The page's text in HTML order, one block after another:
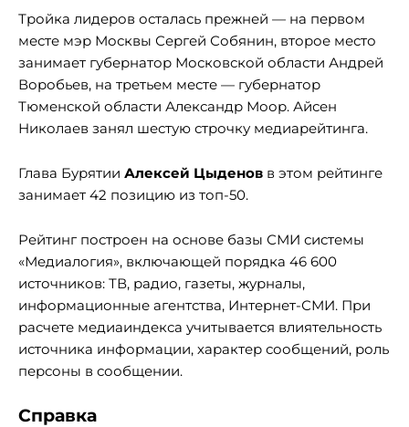
Тройка лидеров осталась прежней — на первом
месте мэр Москвы Сергей Собянин, второе место
занимает губернатор Московской области Андрей
Воробьев, на третьем месте — губернатор
Тюменской области Александр Моор. Айсен
Николаев занял шестую строчку медиарейтинга.
Глава Бурятии Алексей Цыденов в этом рейтинге
занимает 42 позицию из топ-50.
Рейтинг построен на основе базы СМИ системы
«Медиалогия», включающей порядка 46 600
источников: ТВ, радио, газеты, журналы,
информационные агентства, Интернет-СМИ. При
расчете медиаиндекса учитывается влиятельность
источника информации, характер сообщений, роль
персоны в сообщении.
Справка